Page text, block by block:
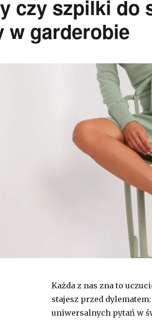
czy szpilki do
w garderobie
Każda z nas zna to
stajesz przed
uniwersalnych pytań w